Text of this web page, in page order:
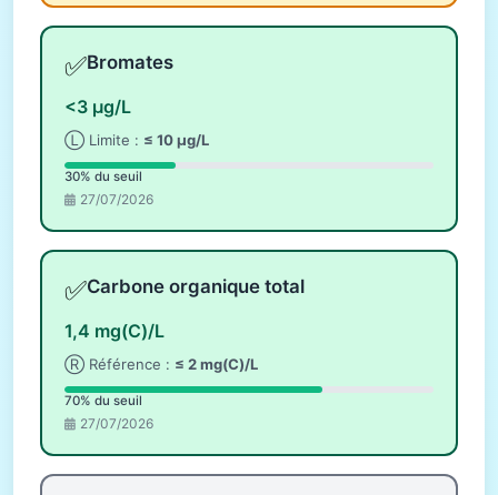
✅Bromates
<3 µg/L
Ⓛ Limite : ≤ 10 µg/L
30% du seuil
27/07/2026
✅Carbone organique total
1,4 mg(C)/L
Ⓡ Référence : ≤ 2 mg(C)/L
70% du seuil
27/07/2026